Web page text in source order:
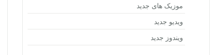
موزیک های جدید
ویدیو جدید
ویندوز جدید